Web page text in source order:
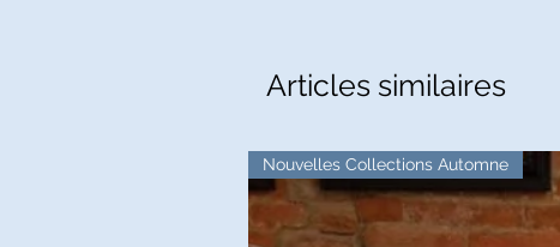
Articles similaires
Nouvelles Collections Automne